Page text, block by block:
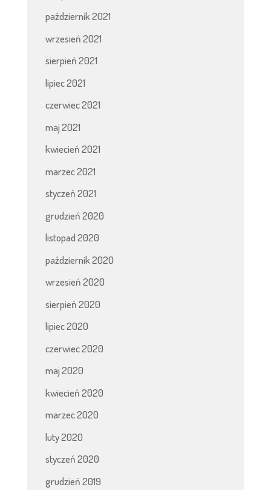
październik 2021
wrzesień 2021
sierpień 2021
lipiec 2021
czerwiec 2021
maj 2021
kwiecień 2021
marzec 2021
styczeń 2021
grudzień 2020
listopad 2020
październik 2020
wrzesień 2020
sierpień 2020
lipiec 2020
czerwiec 2020
maj 2020
kwiecień 2020
marzec 2020
luty 2020
styczeń 2020
grudzień 2019